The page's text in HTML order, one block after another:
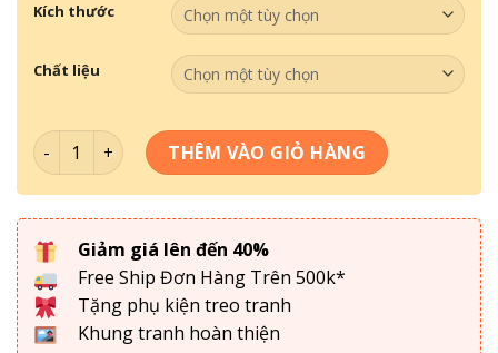
Kích thước
Chất liệu
Tranh Treo Tường- Tranh Đồng Quê TDQ 015 số lượng
THÊM VÀO GIỎ HÀNG
Giảm giá lên đến 40%
Free Ship Đơn Hàng Trên 500k*
Tặng phụ kiện treo tranh
Khung tranh hoàn thiện